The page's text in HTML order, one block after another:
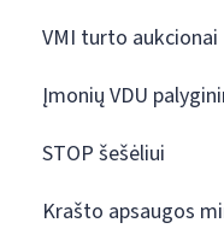
VMI turto aukcionai
Įmonių VDU
STOP šešėliui
Krašto apsaugos